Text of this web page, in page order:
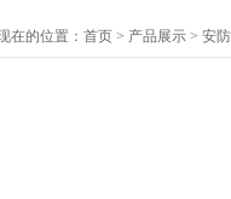
在的位置： 首页 > 产品展示 > 安